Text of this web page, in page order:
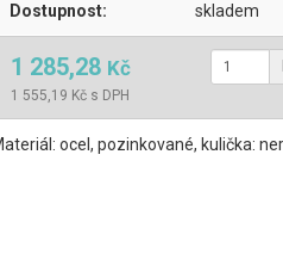
Dostupnost: skladem
1 285,28 Kč
1 555,19 Kč s DPH
ocel, pozinkované, kulička: